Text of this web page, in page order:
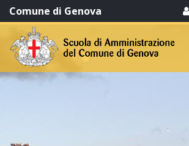
Comune di Genova